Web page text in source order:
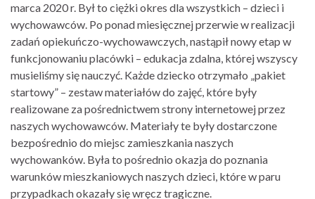
marca 2020 r. Był to ciężki okres dla wszystkich – dzieci i
wychowawców. Po ponad miesięcznej przerwie w realizacji
zadań opiekuńczo-wychowawczych, nastąpił nowy etap w
funkcjonowaniu placówki – edukacja zdalna, której wszyscy
musieliśmy się nauczyć. Każde dziecko otrzymało „pakiet
startowy” – zestaw materiałów do zajęć, które były
realizowane za pośrednictwem strony internetowej przez
naszych wychowawców. Materiały te były dostarczone
bezpośrednio do miejsc zamieszkania naszych
wychowanków. Była to pośrednio okazja do poznania
warunków mieszkaniowych naszych dzieci, które w paru
przypadkach okazały się wręcz tragiczne.